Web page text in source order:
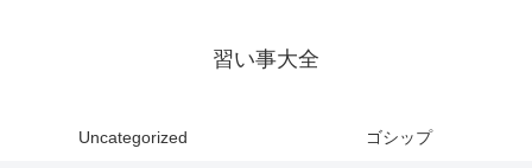
習い事大全
Uncategorized ゴシップ